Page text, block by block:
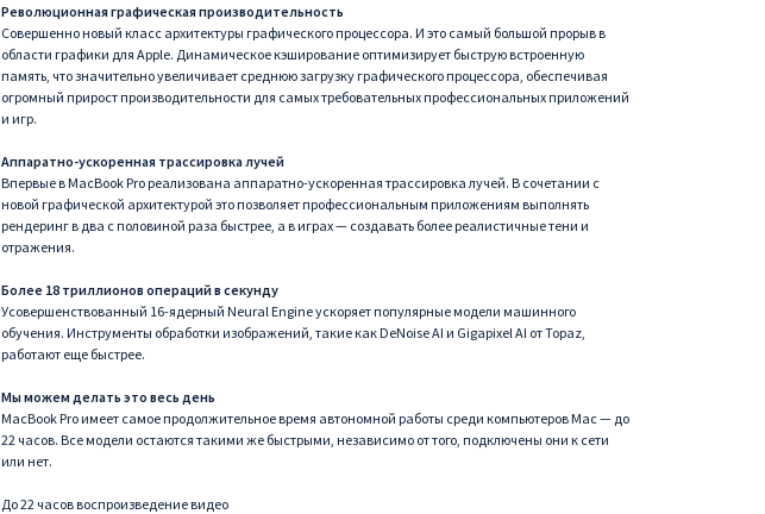
Революционная графическая производительность
Совершенно новый класс архитектуры графического процессора. И это самый большой прорыв в
области графики для Apple. Динамическое кэширование оптимизирует быструю встроенную
память, что значительно увеличивает среднюю загрузку графического процессора, обеспечивая
огромный прирост производительности для самых требовательных профессиональных приложений
и игр.
Аппаратно-ускоренная трассировка лучей
Впервые в MacBook Pro реализована аппаратно-ускоренная трассировка лучей. В сочетании с
новой графической архитектурой это позволяет профессиональным приложениям выполнять
рендеринг в два с половиной раза быстрее, а в играх — создавать более реалистичные тени и
отражения.
Более 18 триллионов операций в секунду
Усовершенствованный 16-ядерный Neural Engine ускоряет популярные модели машинного
обучения. Инструменты обработки изображений, такие как DeNoise AI и Gigapixel AI от Topaz,
работают еще быстрее.
Мы можем делать это весь день
MacBook Pro имеет самое продолжительное время автономной работы среди компьютеров Mac — до
22 часов. Все модели остаются такими же быстрыми, независимо от того, подключены они к сети
или нет.
До 22 часов воспроизведение видео